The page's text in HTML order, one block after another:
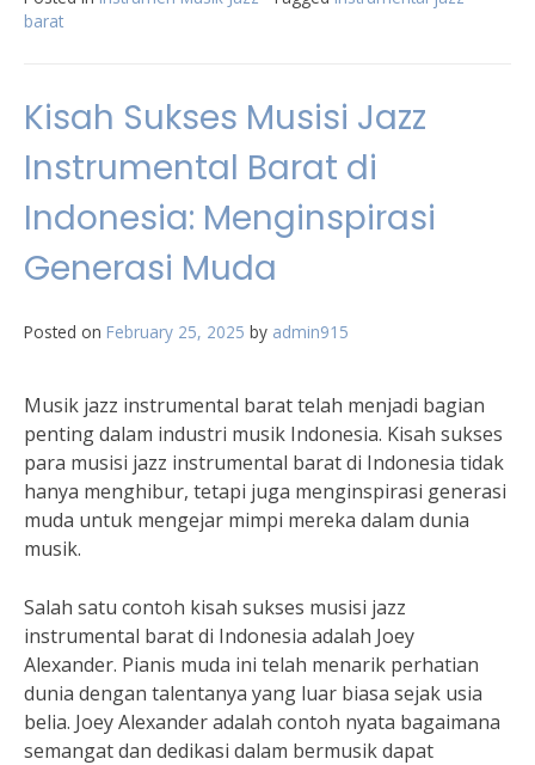
barat
Kisah Sukses Musisi Jazz
Instrumental Barat di
Indonesia: Menginspirasi
Generasi Muda
Posted on February 25, 2025 by admin915
Musik jazz instrumental barat telah menjadi bagian
penting dalam industri musik Indonesia. Kisah sukses
para musisi jazz instrumental barat di Indonesia tidak
hanya menghibur, tetapi juga menginspirasi generasi
muda untuk mengejar mimpi mereka dalam dunia
musik.
Salah satu contoh kisah sukses musisi jazz
instrumental barat di Indonesia adalah Joey
Alexander. Pianis muda ini telah menarik perhatian
dunia dengan talentanya yang luar biasa sejak usia
belia. Joey Alexander adalah contoh nyata bagaimana
semangat dan dedikasi dalam bermusik dapat